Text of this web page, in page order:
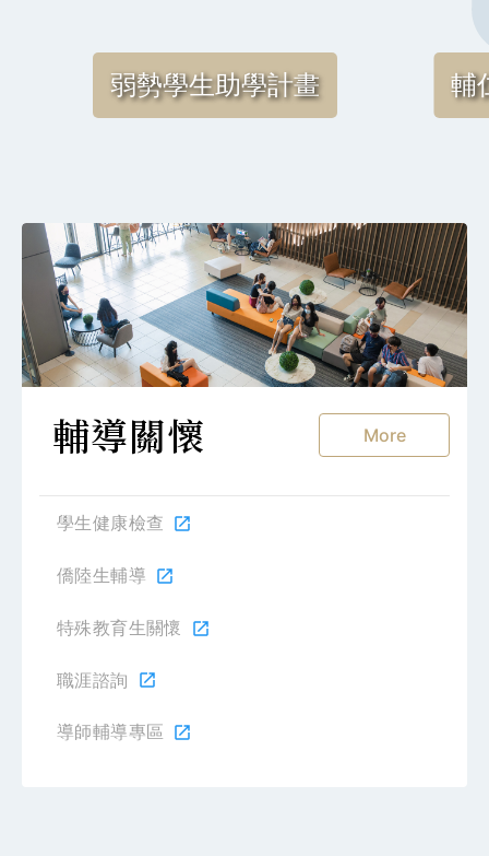
弱勢學生助學計畫 輔
輔導關懷 More
學生健康檢查 open_in_new
僑陸生輔導 open_in_new
特殊教育生關懷 open_in_new
職涯諮詢 open_in_new
導師輔導專區 open_in_new